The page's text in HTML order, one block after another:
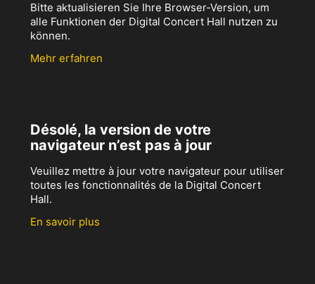
Bitte aktualisieren Sie Ihre Browser-Version, um
alle Funktionen der Digital Concert Hall nutzen zu
können.
Mehr erfahren
Désolé, la version de votre
navigateur n’est pas à jour
Veuillez mettre à jour votre navigateur pour utiliser
toutes les fonctionnalités de la Digital Concert
Hall.
En savoir plus